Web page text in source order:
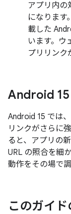
アプリ内の
になります
載した
います。ウ
プリリンク
Android 15
Android 15 では
リンクがさらに
ると、アプリの
URL の照合を細
動作をその場で調
このガイ